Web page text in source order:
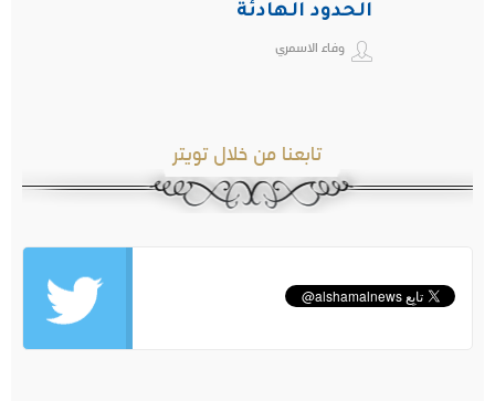
الحدود الهادئة
وفاء الاسمري
تابعنا من خلال تويتر